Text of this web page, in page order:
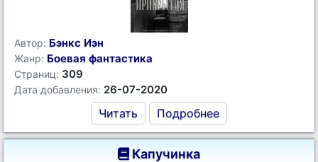
Автор: Бэнкс Иэн
Жанр: Боевая фантастика
Страниц: 309
Дата добавления: 26-07-2020
Читать Подробнее
Капучинка